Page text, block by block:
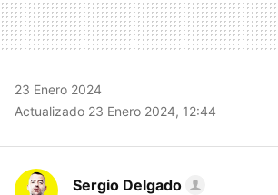
23 Enero 2024
Actualizado 23 Enero 2024, 12:44
Sergio Delgado